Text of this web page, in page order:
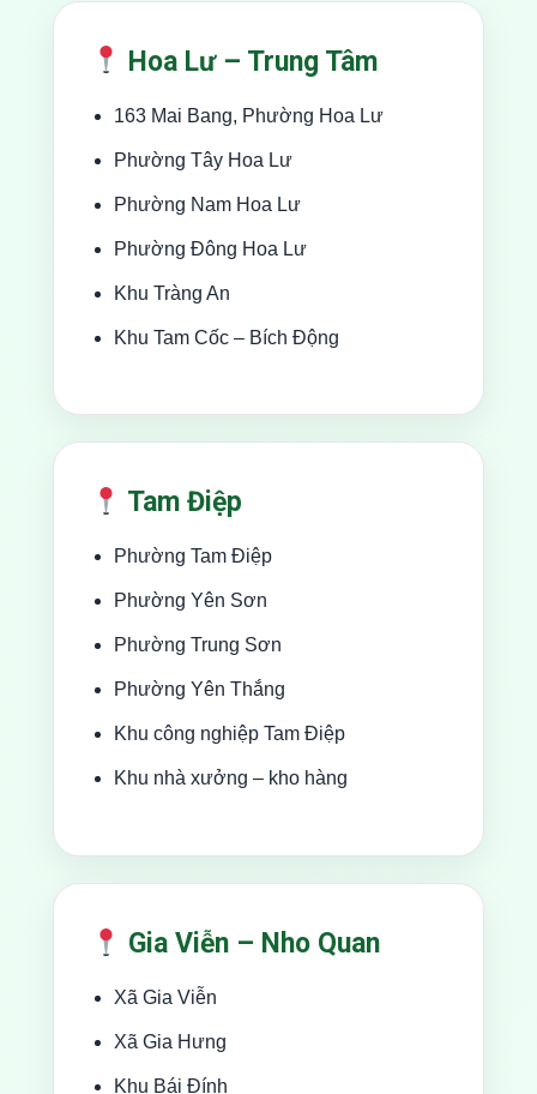
Hoa Lư – Trung Tâm
163 Mai Bang, Phường Hoa Lư
Phường Tây Hoa Lư
Phường Nam Hoa Lư
Phường Đông Hoa Lư
Khu Tràng An
Khu Tam Cốc – Bích Động
Tam Điệp
Phường Tam Điệp
Phường Yên Sơn
Phường Trung Sơn
Phường Yên Thắng
Khu công nghiệp Tam Điệp
Khu nhà xưởng – kho hàng
Gia Viễn – Nho Quan
Xã Gia Viễn
Xã Gia Hưng
Khu Bái Đính